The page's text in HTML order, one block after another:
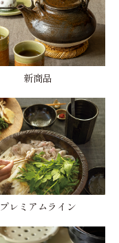
新商品
プレミアムライン